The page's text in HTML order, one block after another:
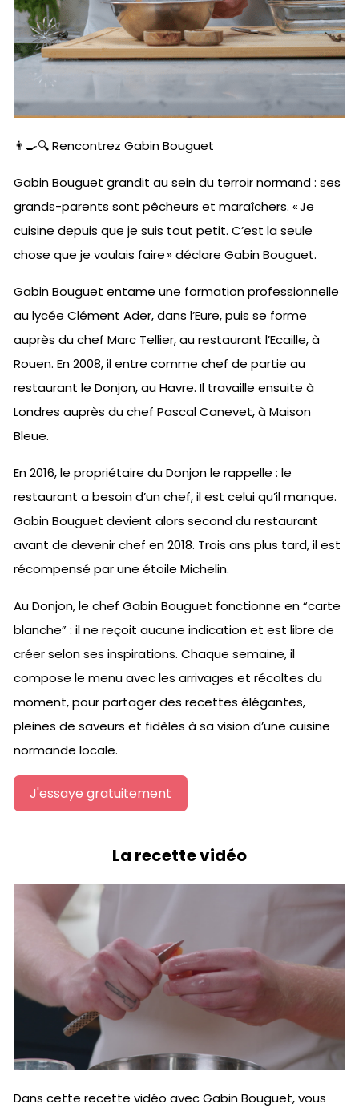
👨‍🍳🔍 Rencontrez Gabin Bouguet
Gabin Bouguet grandit au sein du terroir normand : ses
grands-parents sont pêcheurs et maraîchers. « Je
cuisine depuis que je suis tout petit. C’est la seule
chose que je voulais faire » déclare Gabin Bouguet.
Gabin Bouguet entame une formation professionnelle
au lycée Clément Ader, dans l’Eure, puis se forme
auprès du chef Marc Tellier, au restaurant l’Ecaille, à
Rouen. En 2008, il entre comme chef de partie au
restaurant le Donjon, au Havre. Il travaille ensuite à
Londres auprès du chef Pascal Canevet, à Maison
Bleue.
En 2016, le propriétaire du Donjon le rappelle : le
restaurant a besoin d’un chef, il est celui qu’il manque.
Gabin Bouguet devient alors second du restaurant
avant de devenir chef en 2018. Trois ans plus tard, il est
récompensé par une étoile Michelin.
Au Donjon, le chef Gabin Bouguet fonctionne en “carte
blanche” : il ne reçoit aucune indication et est libre de
créer selon ses inspirations. Chaque semaine, il
compose le menu avec les arrivages et récoltes du
moment, pour partager des recettes élégantes,
pleines de saveurs et fidèles à sa vision d’une cuisine
normande locale.
J'essaye gratuitement
Dans cette recette vidéo avec Gabin Bouguet, vous
La recette vidéo